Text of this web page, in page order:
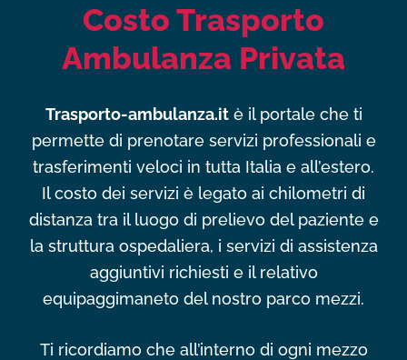
Costo Trasporto
Ambulanza Privata
Trasporto-ambulanza.itè il portale che ti
permette di prenotare servizi professionali e
trasferimenti veloci in tutta Italia e all’estero.
Il costo dei servizi è legato ai chilometri di
distanza tra il luogo di prelievo del paziente e
la struttura ospedaliera, i servizi di assistenza
aggiuntivi richiesti e il relativo
equipaggimaneto del nostro parco mezzi.
Ti ricordiamo che all’interno di ogni mezzo